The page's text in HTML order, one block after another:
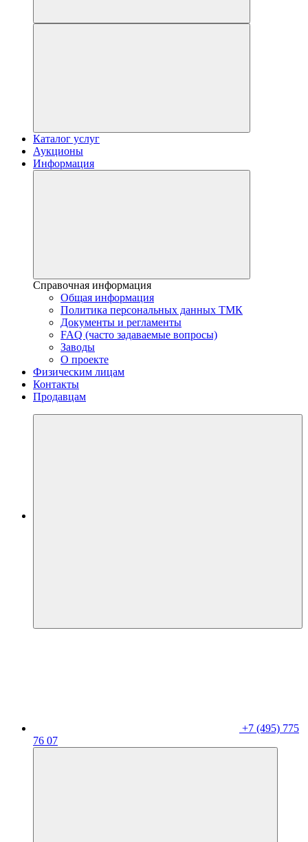
Каталог услуг
Аукционы
Информация
Справочная информация
Общая информация
Политика персональных данных ТМК
Документы и регламенты
FAQ (часто задаваемые вопросы)
Заводы
О проекте
Физическим лицам
Контакты
Продавцам
+7 (495) 775
76 07